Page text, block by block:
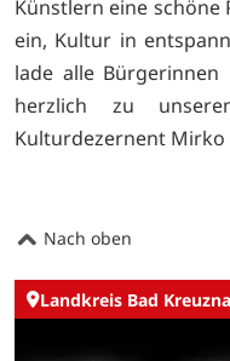
Künstlern eine
ein, Kultur in
lade alle
herzlich zu
Kulturdezernent Mirko
Nach oben
Landkreis Bad